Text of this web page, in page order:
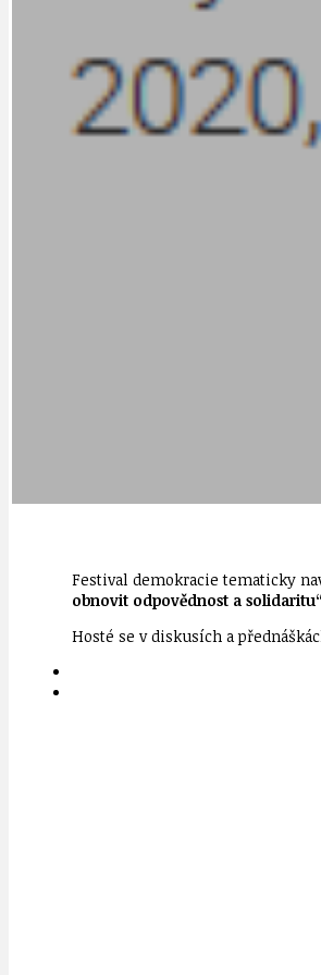
IDEAL LUX
Festival demokracie tematicky
obnovit odpovědnost a solidaritu“
Hosté se v diskusích a